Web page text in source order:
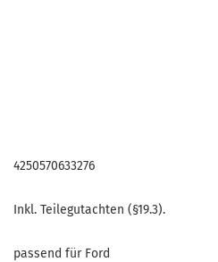
4250570633276
Inkl. Teilegutachten (§19.3).
passend für Ford